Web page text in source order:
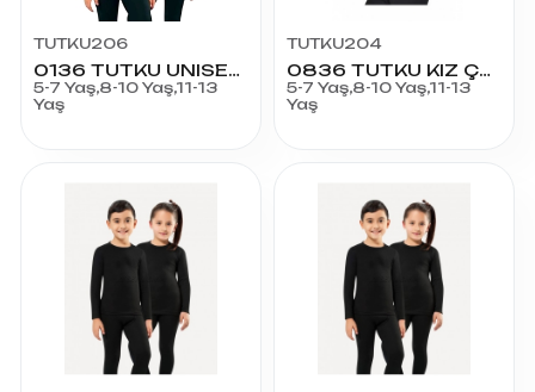
TUTKU206
0136 TUTKU UNISEX ÇOCUK TERMAL FANİLA
5-7 Yaş,8-10 Yaş,11-13
Yaş
TUTKU204
0836 TUTKU KIZ ÇOCUK TERMAL FANİLA
5-7 Yaş,8-10 Yaş,11-13
Yaş